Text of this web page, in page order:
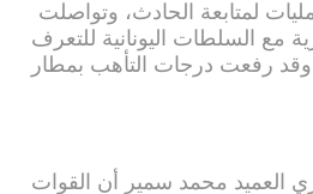
لمتابعة الحادث، وتواصلت
مع السلطات اليونانية للتعرف
وقد رفعت درجات التأهب بمطار
العميد محمد سمير أن القوات